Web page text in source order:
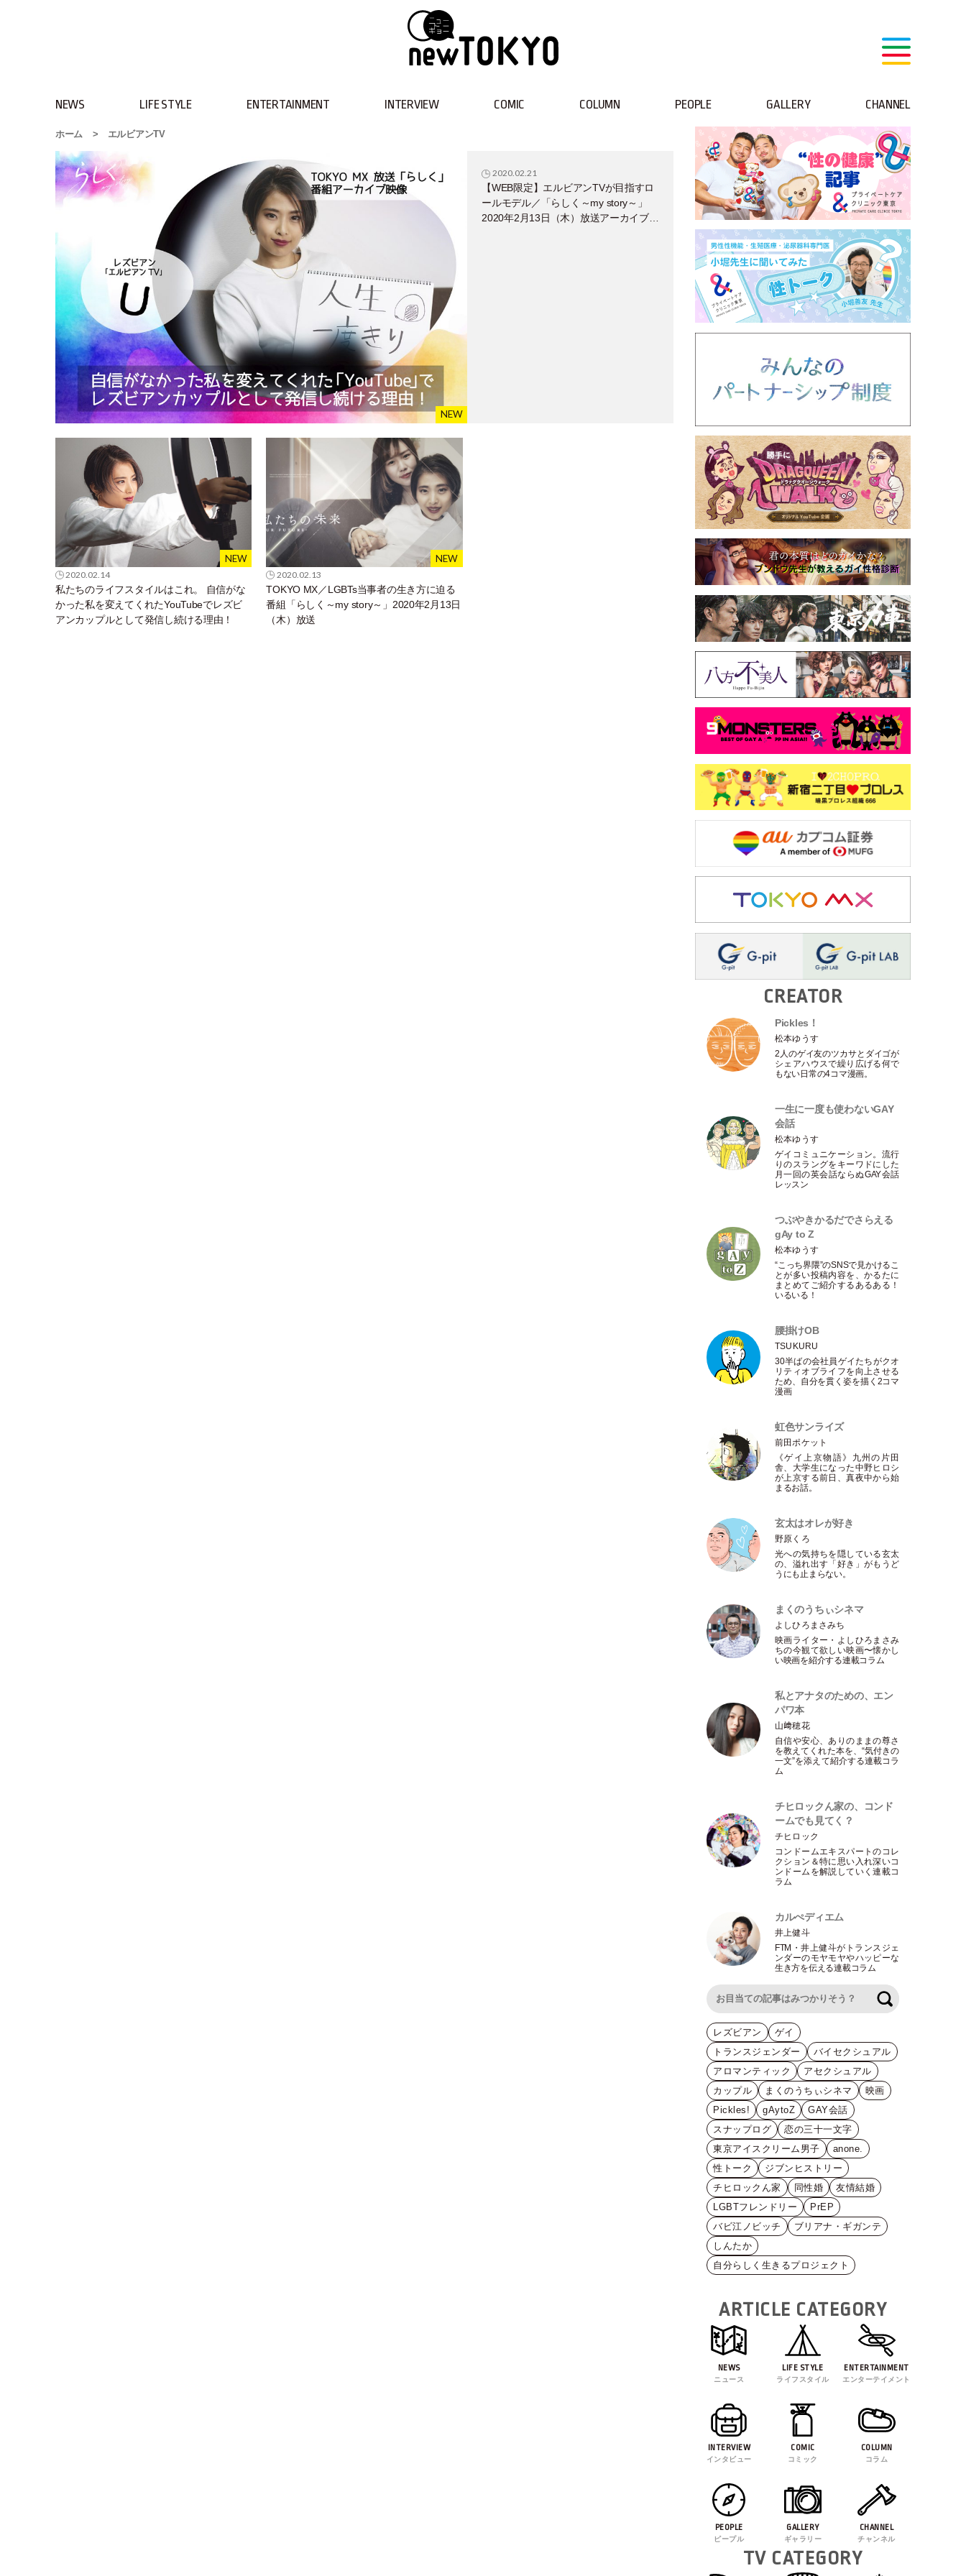
NEWS LIFE STYLE ENTERTAINMENT INTERVIEW COMIC COLUMN PEOPLE GALLERY CHANNEL
ホーム > エルビアンTV
2020.02.21
【WEB限定】エルビアンTVが目指すロ
ールモデル／「らしく～my story～」
2020年2月13日（木）放送アーカイブ映
2020.02.14
私たちのライフスタイルはこれ。 自信がな
かった私を変えてくれたYouTubeでレズビ
アンカップルとして発信し続ける理由！
2020.02.13
TOKYO MX／LGBTs当事者の生き方に迫る
番組「らしく～my story～」2020年2月13日
（木）放送
CREATOR
Pickles！
松本ゆうす
2人のゲイ友のツカサとダイゴが
シェアハウスで繰り広げる何で
もない日常の4コマ漫画。
一生に一度も使わないGAY
会話
松本ゆうす
ゲイコミュニケーション。流行
りのスラングをキーワドにした
月一回の英会話ならぬGAY会話
レッスン
つぶやきかるだでさらえる
gAy to Z
松本ゆうす
“こっち界隈”のSNSで見かけるこ
とが多い投稿内容を、かるたに
まとめてご紹介するあるある！
いるいる！
腰掛けOB
TSUKURU
30半ばの会社員ゲイたちがクオ
リティオブライフを向上させる
ため、自分を貫く姿を描く2コマ
漫画
虹色サンライズ
前田ポケット
《ゲイ上京物語》九州の片田
舎、大学生になった中野ヒロシ
が上京する前日、真夜中から始
まるお話。
玄太はオレが好き
野原くろ
光への気持ちを隠している玄太
の、溢れ出す 「好き 」がもうど
うにも止まらない。
まくのうちぃシネマ
よしひろまさみち
映画ライター ・ よしひろまさみ
ちの今観て欲しい映画〜懐かし
い映画を紹介する連載コラム
私とアナタのための、エン
パワ本
山﨑穂花
自信や安心、ありのままの尊さ
を教えてくれた本を、“気付きの
一文”を添えて紹介する連載コラ
ム
チヒロックん家の、コンド
ームでも見てく？
チヒロック
コンドームエキスパートのコレ
クション＆特に思い入れ深いコ
ンドームを解説していく連載コ
ラム
カルぺディエム
井上健斗
FTM ・井上健斗がトランスジェ
ンダーのモヤモヤやハッピーな
生き方を伝える連載コラム
レズビアン
ゲイ
トランスジェンダー
バイセクシュアル
アロマンティック
アセクシュアル
カップル
まくのうちぃシネマ
映画
Pickles!
gAytoZ
GAY会話
スナップログ
恋の三十一文字
東京アイスクリーム男子
anone.
性トーク
ジブンヒストリー
チヒロックん家
同性婚
友情結婚
LGBTフレンドリー
PrEP
バビ江ノビッチ
ブリアナ・ギガンテ
しんたか
自分らしく生きるプロジェクト
ARTICLE CATEGORY
NEWS
ニュース
LIFE STYLE
ライフスタイル
ENTERTAINMENT
エンターテイメント
INTERVIEW
インタビュー
COMIC
コミック
COLUMN
コラム
PEOPLE
ピープル
GALLERY
ギャラリー
CHANNEL
チャンネル
TV CATEGORY